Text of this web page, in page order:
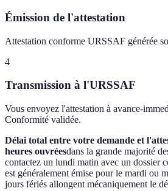
Émission de l'attestation
Attestation conforme URSSAF générée
4
Transmission à l'URSSAF
Vous envoyez l'attestation à avance-
Conformité validée.
Délai total entre votre demande et
heures ouvréesdans la grande majorité
contactez un lundi matin avec un dossier
est généralement émise pour le mardi ou
jours fériés allongent mécaniquement le